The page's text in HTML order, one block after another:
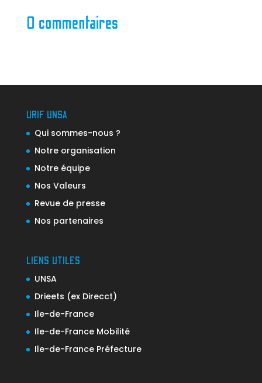
0 commentaires
URIF UNSA
Qui sommes-nous ?
Notre organisation
Notre équipe
Nos Valeurs
Revue de presse
Nos partenaires
LIENS UTILES
UNSA
Drieets (ex Direcct)
Ile-de-France
Ile-de-France Mobilité
Ile-de-France Préfecture